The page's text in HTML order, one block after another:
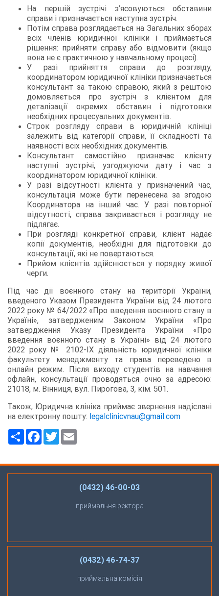
На першій зустрічі з’ясовуються обставини
справи і призначається наступна зустріч.
Потім справа розглядається на Загальних зборах
всіх членів юридичної клініки і приймається
рішення: прийняти справу або відмовити (якщо
вона не є практичною у навчальному процесі).
У разі прийняття справи до розгляду,
координатором юридичної клініки призначається
консультант за такою справою, який з рештою
домовляється про зустріч з клієнтом для
деталізації окремих обставин і підготовки
необхідних процесуальних документів.
Строк розгляду справи в юридичній клініці
залежить від категорії справи, її складності та
наявності всіх необхідних документів.
Консультант самостійно призначає клієнту
наступні зустрічі, узгоджуючи дату і час з
координатором юридичної клініки.
У разі відсутності клієнта у призначений час,
консультація може бути перенесена за згодою
Координатора на інший час. У разі повторної
відсутності, справа закривається і розгляду не
підлягає.
При розгляді конкретної справи, клієнт надає
копії документів, необхідні для підготовки до
консультації, які не повертаються.
Прийом клієнтів здійснюється у порядку живої
черги.
Під час дії воєнного стану на території України,
введеного Указом Президента України від 24 лютого
2022 року № 64/2022 «Про введення воєнного стану в
Україні», затвердженим Законом України «Про
затвердження Указу Президента України «Про
введення воєнного стану в Україні» від 24 лютого
2022 року № 2102-ІХ діяльність юридичної клініки
факультету менеджменту та права переведено в
онлайн режим. Після виходу студентів на навчання
офлайн, консультації проводяться очно за адресою:
21018, м. Вінниця, вул. Пирогова, 3, кім. 501.
Також, Юридична клініка приймає звернення надіслані
на електронну пошту: legalclinicvnau@gmail.com
РесурсFacebook
Twitter
(0432) 46-00-03
приймальня ректора
(0432) 46-74-37
приймальна комісія